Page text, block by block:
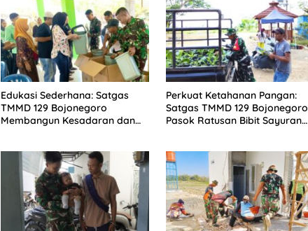
Edukasi Sederhana: Satgas
TMMD 129 Bojonegoro
Membangun Kesadaran dan
Perkuat Ketahanan Pangan:
Satgas TMMD 129 Bojonegoro
Pasok Ratusan Bibit Sayuran